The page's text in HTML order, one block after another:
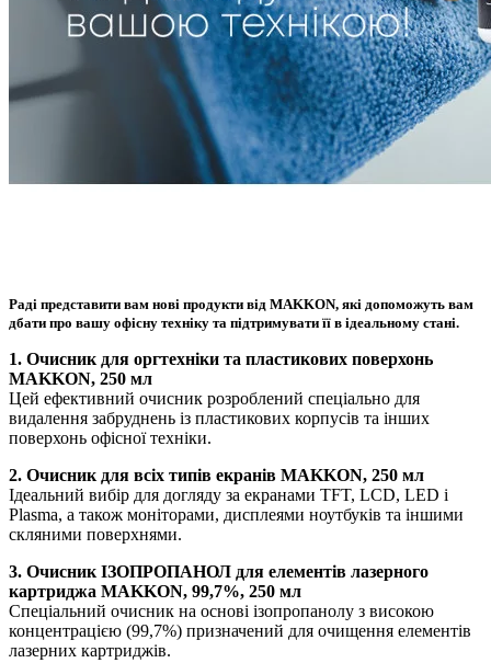
Раді представити вам нові продукти від MAKKON, які допоможуть вам
дбати про вашу офісну техніку та підтримувати її в ідеальному стані.
1. Очисник для оргтехніки та пластикових поверхонь
MAKKON, 250 мл
Цей ефективний очисник розроблений спеціально для
видалення забруднень із пластикових корпусів та інших
поверхонь офісної техніки.
2. Очисник для всіх типів екранів MAKKON, 250 мл
Ідеальний вибір для догляду за екранами TFT, LCD, LED і
Plasma, а також моніторами, дисплеями ноутбуків та іншими
скляними поверхнями.
3. Очисник ІЗОПРОПАНОЛ для елементів лазерного
картриджа MAKKON, 99,7%, 250 мл
Спеціальний очисник на основі ізопропанолу з високою
концентрацією (99,7%) призначений для очищення елементів
лазерних картриджів.